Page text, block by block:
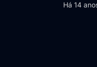
Há 14